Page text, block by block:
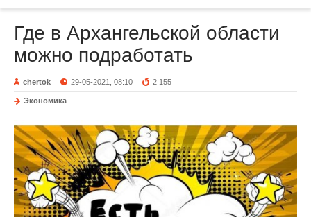
Где в Архангельской области
можно подработать
chertok 29-05-2021, 08:10 2 155
Экономика